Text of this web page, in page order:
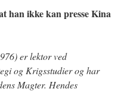
han ikke kan presse Kina
er lektor ved
og Krigsstudier og har
Magter. Hendes